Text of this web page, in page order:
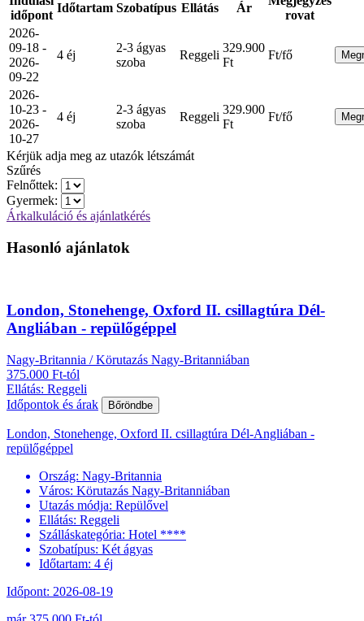
időpont
Időtartam Szobatípus Ellátás Ár
rovat
2026-
09-18 -
2026-
09-22
4 éj
2-3 ágyas
szoba
Reggeli
329.900
Ft
Ft/fő
2026-
10-23 -
2026-
10-27
4 éj
2-3 ágyas
szoba
Reggeli
329.900
Ft
Ft/fő
Kérjük adja meg az utazók létszámát
Szűrés
Felnőttek:
Gyermek:
Árkalkuláció és ajánlatkérés
Hasonló ajánlatok
London, Stonehenge, Oxford II. csillagtúra Dél-
Angliában - repülőgéppel
Nagy-Britannia / Körutazás Nagy-Britanniában
375.000 Ft-tól
Ellátás: Reggeli
Időpontok és árak
Bőröndbe
London, Stonehenge, Oxford II. csillagtúra Dél-Angliában -
repülőgéppel
Ország: Nagy-Britannia
Város: Körutazás Nagy-Britanniában
Utazás módja: Repülővel
Ellátás: Reggeli
Szálláskategória: Hotel ****
Szobatípus: Két ágyas
Időtartam: 4 éj
Időpont: 2026-08-19